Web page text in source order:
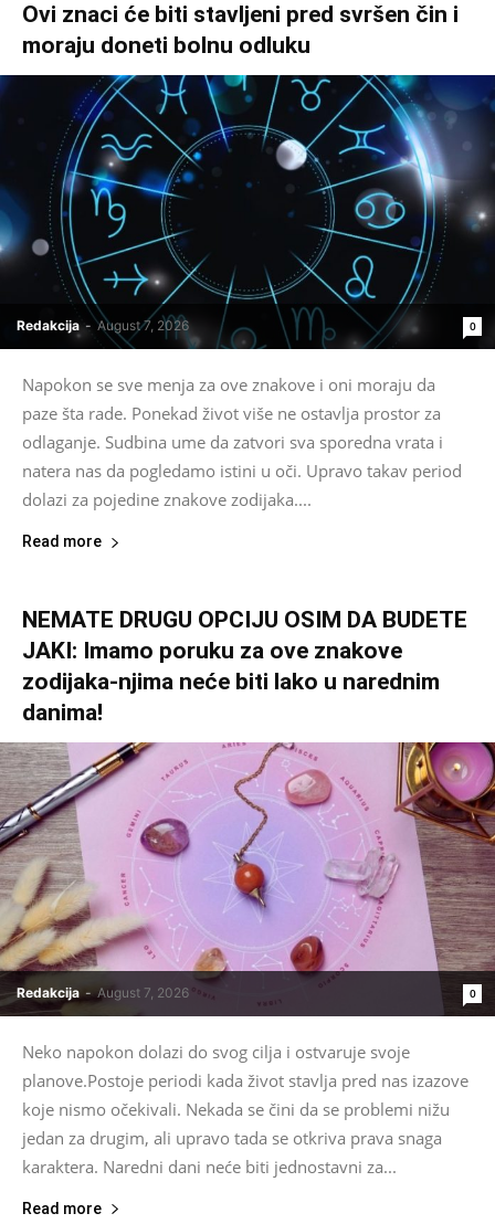
Ovi znaci će biti stavljeni pred svršen čin i
moraju doneti bolnu odluku
Redakcija - August 7, 2026 0
Napokon se sve menja za ove znakove i oni moraju da
paze šta rade. Ponekad život više ne ostavlja prostor za
odlaganje. Sudbina ume da zatvori sva sporedna vrata i
natera nas da pogledamo istini u oči. Upravo takav period
dolazi za pojedine znakove zodijaka....
Read more
NEMATE DRUGU OPCIJU OSIM DA BUDETE
JAKI: Imamo poruku za ove znakove
zodijaka-njima neće biti lako u narednim
danima!
Redakcija - August 7, 2026 0
Neko napokon dolazi do svog cilja i ostvaruje svoje
planove.Postoje periodi kada život stavlja pred nas izazove
koje nismo očekivali. Nekada se čini da se problemi nižu
jedan za drugim, ali upravo tada se otkriva prava snaga
karaktera. Naredni dani neće biti jednostavni za...
Read more